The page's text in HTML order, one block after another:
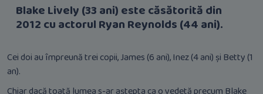
Blake Lively (33 ani) este căsătorită din
2012 cu actorul Ryan Reynolds (44 ani).
Cei doi au împreună trei copii, James (6 ani), Inez (4 ani) și Betty (1
an).